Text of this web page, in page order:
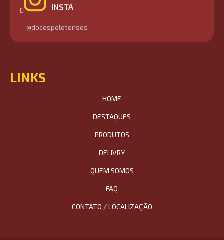
INSTA
@docespelotenses
LINKS
HOME
DESTAQUES
PRODUTOS
DELIVRY
QUEM SOMOS
FAQ
CONTATO / LOCALIZAÇÃO